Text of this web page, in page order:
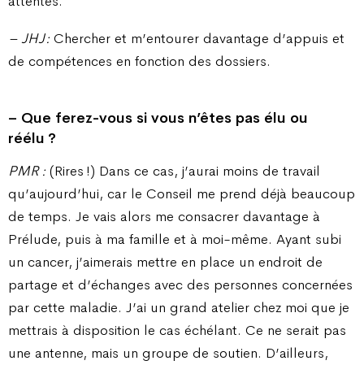
– JHJ :Chercher et m’entourer davantage d’appuis et
de compétences en fonction des dossiers.
– Que ferez-vous si vous n’êtes pas élu ou
réélu ?
PMR :(Rires !) Dans ce cas, j’aurai moins de travail
qu’aujourd’hui, car le Conseil me prend déjà beaucoup
de temps. Je vais alors me consacrer davantage à
Prélude, puis à ma famille et à moi-même. Ayant subi
un cancer, j’aimerais mettre en place un endroit de
partage et d’échanges avec des personnes concernées
par cette maladie. J’ai un grand atelier chez moi que je
mettrais à disposition le cas échélant. Ce ne serait pas
une antenne, mais un groupe de soutien. D’ailleurs,